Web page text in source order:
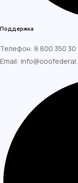
Поддержка
Телефон: 8 800 350 30
Email: